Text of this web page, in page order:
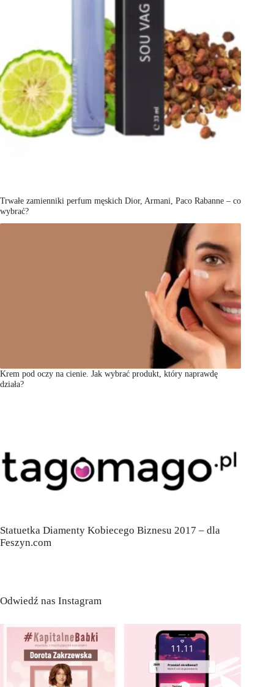
Trwałe zamienniki perfum męskich Dior, Armani, Paco Rabanne – co
wybrać?
Krem pod oczy na cienie. Jak wybrać produkt, który naprawdę
działa?
Statuetka Diamenty Kobiecego Biznesu 2017 – dla
Feszyn.com
Odwiedź nas Instagram